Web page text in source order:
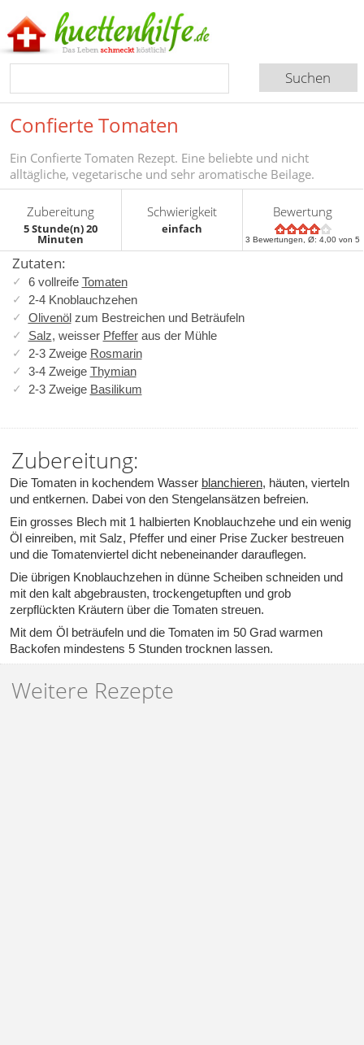
Confierte Tomaten
Ein Confierte Tomaten Rezept. Eine beliebte und nicht
alltägliche, vegetarische und sehr aromatische Beilage.
Zubereitung
5 Stunde(n) 20
Minuten
Schwierigkeit
einfach
Bewertung
3 Bewertungen, Ø:4,00 von 5
Zutaten:
6 vollreife Tomaten
2-4 Knoblauchzehen
Olivenölzum Bestreichen und Beträufeln
Salz, weisser Pfefferaus der Mühle
2-3 Zweige Rosmarin
3-4 Zweige Thymian
2-3 Zweige Basilikum
Zubereitung:
Die Tomaten in kochendem Wasser blanchieren, häuten, vierteln
und entkernen. Dabei von den Stengelansätzen befreien.
Ein grosses Blech mit 1 halbierten Knoblauchzehe und ein wenig
Öl einreiben, mit Salz, Pfeffer und einer Prise Zucker bestreuen
und die Tomatenviertel dicht nebeneinander darauflegen.
Die übrigen Knoblauchzehen in dünne Scheiben schneiden und
mit den kalt abgebrausten, trockengetupften und grob
zerpflückten Kräutern über die Tomaten streuen.
Mit dem Öl beträufeln und die Tomaten im 50 Grad warmen
Backofen mindestens 5 Stunden trocknen lassen.
Weitere Rezepte